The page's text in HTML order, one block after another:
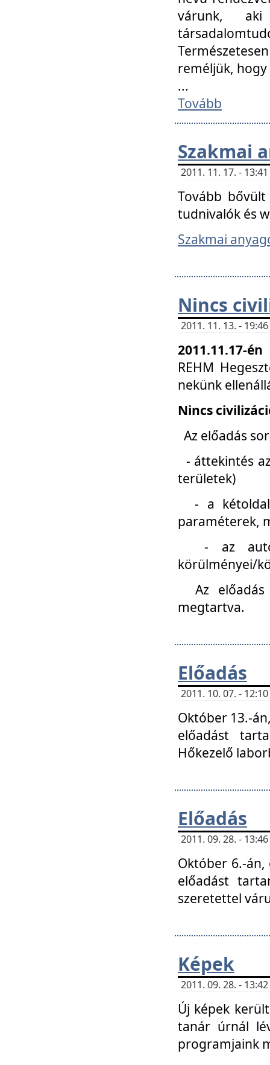
várunk, aki
reméljük,
...
Tovább
Szakmai
2011. 11. 17. -
Tovább bővült
tudnivalók és
Szakmai
Nincs
2011. 11. 13. -
2011.11.17-
REHM
nekünk
Nincs
Az előadás
- áttekintés
területek)
- a kétoldali
paraméterek,
- az
körülményei/
Az
megtartva.
Előadás
2011. 10. 07. -
Október 13.-
előadást
Hőkezelő
Előadás
2011. 09. 28. -
Október 6.-
előadást
szeretettel
Képek
2011. 09. 28. -
Új képek
tanár úrnál
programjaink